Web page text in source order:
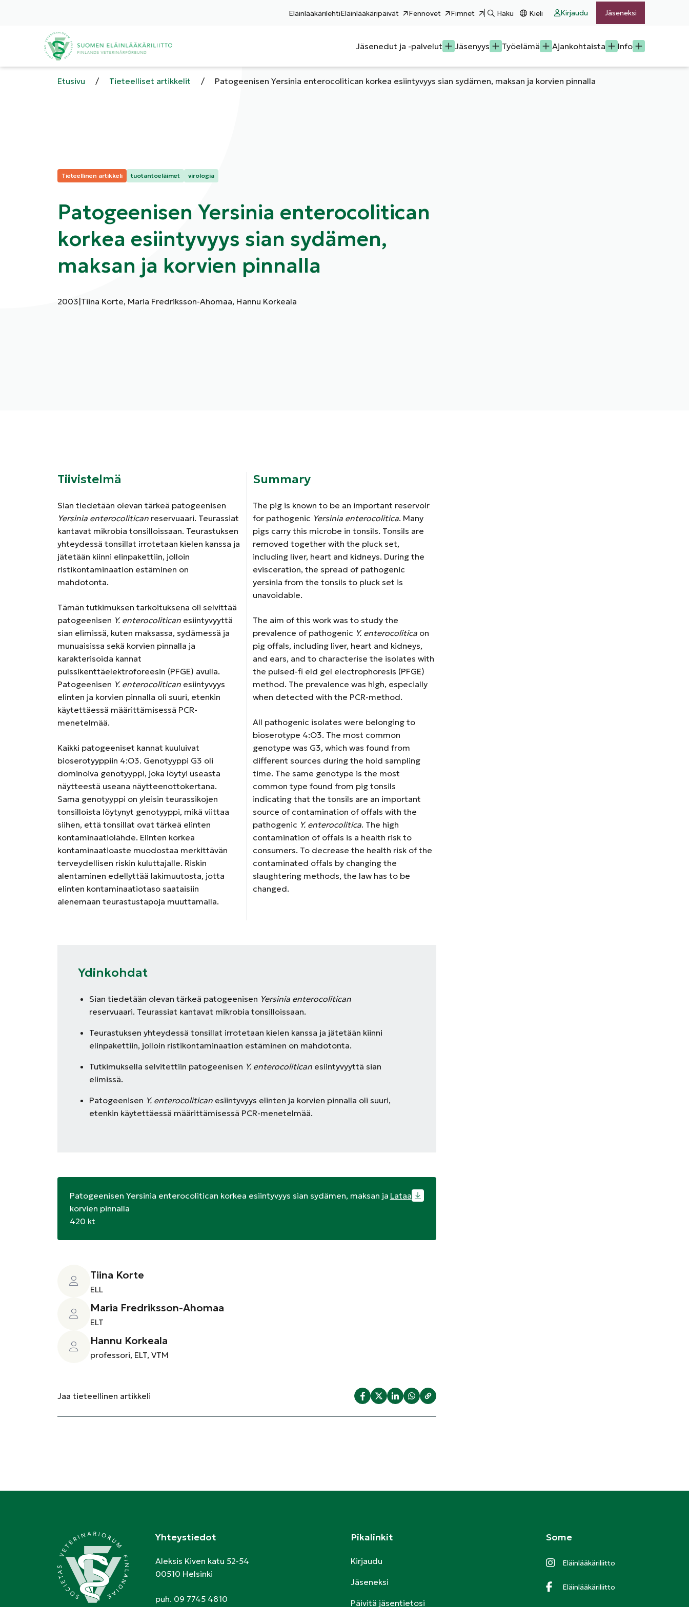
EläinlääkärilehtiEläinlääkäripäivät Fennovet Fimnet Haku Kieli Kirjaudu Jäseneksi
Jäsenedut ja -palvelut Jäsenyys Työelämä Ajankohtaista Info
Etusivu / Tieteelliset artikkelit / Patogeenisen Yersinia enterocolitican korkea esiintyvyys sian sydämen, maksan ja korvien pinnalla
Kategoriat:
Tieteellinen artikkeli tuotantoeläimet virologia
Patogeenisen Yersinia enterocolitican
korkea esiintyvyys sian sydämen,
maksan ja korvien pinnalla
Julkaisuvuosi:
2003|Kirjoittajat:
Tiina Korte, Maria Fredriksson-Ahomaa, Hannu Korkeala
Tiivistelmä
Sian tiedetään olevan tärkeä patogeenisen
Yersinia enterocolitican reservuaari. Teurassiat
kantavat mikrobia tonsilloissaan. Teurastuksen
yhteydessä tonsillat irrotetaan kielen kanssa ja
jätetään kiinni elinpakettiin, jolloin
ristikontaminaation estäminen on
mahdotonta.
Tämän tutkimuksen tarkoituksena oli selvittää
patogeenisen Y. enterocolitican esiintyvyyttä
sian elimissä, kuten maksassa, sydämessä ja
munuaisissa sekä korvien pinnalla ja
karakterisoida kannat
pulssikenttäelektroforeesin (PFGE) avulla.
Patogeenisen Y. enterocolitican esiintyvyys
elinten ja korvien pinnalla oli suuri, etenkin
käytettäessä määrittämisessä PCR-
menetelmää.
Kaikki patogeeniset kannat kuuluivat
bioserotyyppiin 4:O3. Genotyyppi G3 oli
dominoiva genotyyppi, joka löytyi useasta
näytteestä useana näytteenottokertana.
Sama genotyyppi on yleisin teurassikojen
tonsilloista löytynyt genotyyppi, mikä viittaa
siihen, että tonsillat ovat tärkeä elinten
kontaminaatiolähde. Elinten korkea
kontaminaatioaste muodostaa merkittävän
terveydellisen riskin kuluttajalle. Riskin
alentaminen edellyttää lakimuutosta, jotta
elinten kontaminaatiotaso saataisiin
alenemaan teurastustapoja muuttamalla.
Summary
The pig is known to be an important reservoir
for pathogenic Yersinia enterocolitica. Many
pigs carry this microbe in tonsils. Tonsils are
removed together with the pluck set,
including liver, heart and kidneys. During the
evisceration, the spread of pathogenic
yersinia from the tonsils to pluck set is
unavoidable.
The aim of this work was to study the
prevalence of pathogenic Y. enterocolitica on
pig offals, including liver, heart and kidneys,
and ears, and to characterise the isolates with
the pulsed-fi eld gel electrophoresis (PFGE)
method. The prevalence was high, especially
when detected with the PCR-method.
All pathogenic isolates were belonging to
bioserotype 4:O3. The most common
genotype was G3, which was found from
different sources during the hold sampling
time. The same genotype is the most
common type found from pig tonsils
indicating that the tonsils are an important
source of contamination of offals with the
pathogenic Y. enterocolitica. The high
contamination of offals is a health risk to
consumers. To decrease the health risk of the
contaminated offals by changing the
slaughtering methods, the law has to be
changed.
Ydinkohdat
Sian tiedetään olevan tärkeä patogeenisen Yersinia enterocolitican
reservuaari. Teurassiat kantavat mikrobia tonsilloissaan.
Teurastuksen yhteydessä tonsillat irrotetaan kielen kanssa ja jätetään kiinni
elinpakettiin, jolloin ristikontaminaation estäminen on mahdotonta.
Tutkimuksella selvitettiin patogeenisen Y. enterocolitican esiintyvyyttä sian
elimissä.
Patogeenisen Y. enterocolitican esiintyvyys elinten ja korvien pinnalla oli suuri,
etenkin käytettäessä määrittämisessä PCR-menetelmää.
Patogeenisen Yersinia enterocolitican korkea esiintyvyys sian sydämen, maksan ja
korvien pinnalla
420 kt
Lataa
Tiina Korte
ELL
Maria Fredriksson-Ahomaa
ELT
Hannu Korkeala
professori, ELT, VTM
Jaa tieteellinen artikkeli
Yhteystiedot
Aleksis Kiven katu 52-54
00510 Helsinki
puh. 09 7745 4810
Pikalinkit
Kirjaudu
Jäseneksi
Päivitä jäsentietosi
Some
Eläinlääkäriliitto
Eläinlääkäriliitto